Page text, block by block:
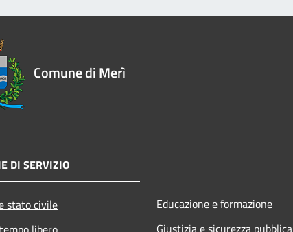
Comune di Merì
DI SERVIZIO
stato civile
Educazione e formazione
Giustizia e sicurezza pubblica